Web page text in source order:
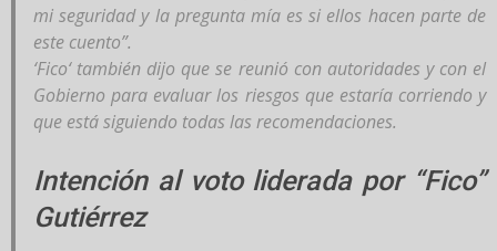
mi seguridad y la pregunta mía es si ellos hacen parte de
este cuento”.
‘Fico‘ también dijo que se reunió con autoridades y con el
Gobierno para evaluar los riesgos que estaría corriendo y
que está siguiendo todas las recomendaciones.
Intención al voto liderada por “Fico”
Gutiérrez